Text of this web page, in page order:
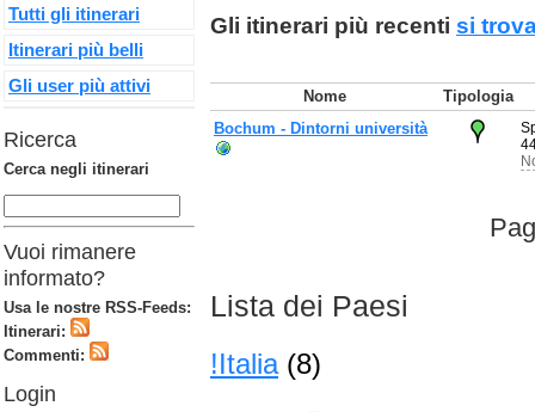
Gli itinerari più recenti si
Nome
Tipologia
Bochum - Dintorni università
Lista dei Paesi
!Italia(8)
Tutti gli itinerari
Itinerari più belli
Gli user più attivi
Ricerca
Cerca negli itinerari
Vuoi rimanere
informato?
Usa le nostre RSS-Feeds:
Itinerari:
Commenti:
Login